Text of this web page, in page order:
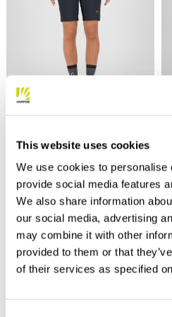
This website uses cookies
We use cookies to personalise
provide social media features
We also share information
our social media, advertising
may combine it with other
provided to them or that
of their services as specified
CAD150.00
CAD105.00
Shorts confortables, légers et
polyvalents, parfaits pour
toute activité de plein air en
été. Ils offrent une protection
contre les rayons du soleil.
navigate_before navigate_next
Comparez